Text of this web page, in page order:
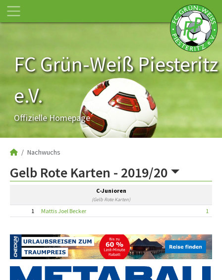
FC Grün-Weiß Piesteritz
e.V.
Offizielle Homepage
Nachwuchs
Gelb Rote Karten - 2019/20
C-Junioren
(Gelb Rote Karten)
1 Mattis Joel Becker 1